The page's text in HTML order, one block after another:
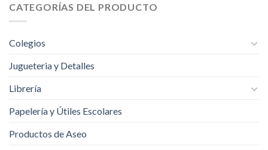
CATEGORÍAS DEL PRODUCTO
Colegios
Jugueteria y Detalles
Librería
Papelería y Útiles Escolares
Productos de Aseo